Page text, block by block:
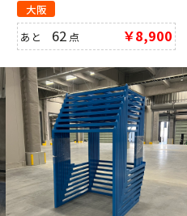
大阪
あと 62 点 ￥8,900